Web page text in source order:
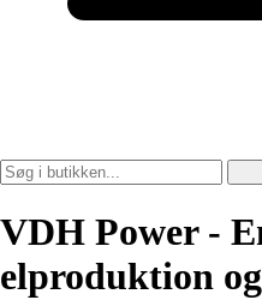
VDH Power -
elproduktion